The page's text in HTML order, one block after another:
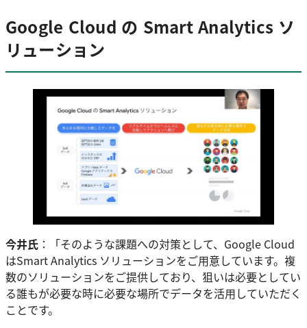
Google Cloud の Smart Analytics ソ
リューション
今井氏 ：「そのような課題への対策として、Google Cloud
はSmart Analytics ソリューションをご用意しています。複
数のソリューションをご提供しており、狙いは必要としてい
る誰もが必要な時に必要な場所でデータを活用していただく
ことです。